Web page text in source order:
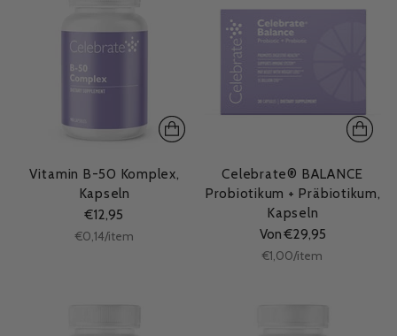
Vitamin B-50 Komplex,
Kapseln
€12,95
Stückpreis
€0,14/per
item
Celebrate® BALANCE
Probiotikum + Präbiotikum,
Kapseln
Von €29,95
Stückpreis
€1,00/per
item